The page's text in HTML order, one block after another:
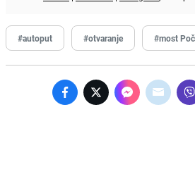
#autoput #otvaranje #most